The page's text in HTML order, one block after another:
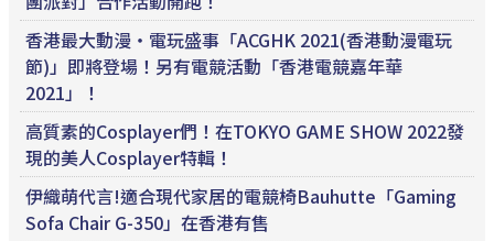
香港最大動漫・電玩盛事「ACGHK 2021(香港動漫電玩
節)」即將登場！另有電競活動「香港電競嘉年華
2021」！
高質素的Cosplayer們！在TOKYO GAME SHOW 2022發
現的美人Cosplayer特輯！
伊織萌代言!適合現代家居的電競椅Bauhutte「Gaming
Sofa Chair G-350」在香港有售